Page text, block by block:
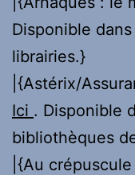
Disponible
librairies.}
|{Astérix/
Ici . Disponible
bibliothèques
|{Au